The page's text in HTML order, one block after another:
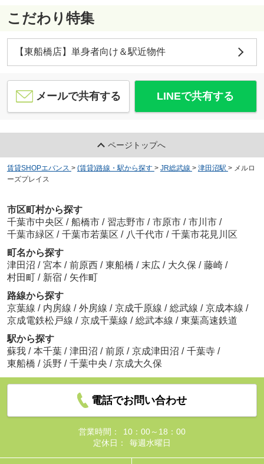
こだわり特集
【東船橋店】単身者向け＆駅近物件
メールで共有する LINEで共有する
ページトップへ
賃貸SHOPエバンス > (賃貸)路線・駅から探す > JR総武線 > 津田沼駅 > メルロ
ーズプレイス
市区町村から探す
千葉市中央区 / 船橋市 / 習志野市 / 市原市 / 市川市 /
千葉市緑区 / 千葉市若葉区 / 八千代市 / 千葉市花見川区
町名から探す
津田沼 / 宮本 / 前原西 / 東船橋 / 末広 / 大久保 / 藤崎 /
村田町 / 新宿 / 矢作町
路線から探す
京葉線 / 内房線 / 外房線 / 京成千原線 / 総武線 / 京成本線 /
京成電鉄松戸線 / 京成千葉線 / 総武本線 / 東葉高速鉄道
駅から探す
蘇我 / 本千葉 / 津田沼 / 前原 / 京成津田沼 / 千葉寺 /
東船橋 / 浜野 / 千葉中央 / 京成大久保
電話でお問い合わせ
営業時間：
10：00～18：00
定休日：
毎週水曜日